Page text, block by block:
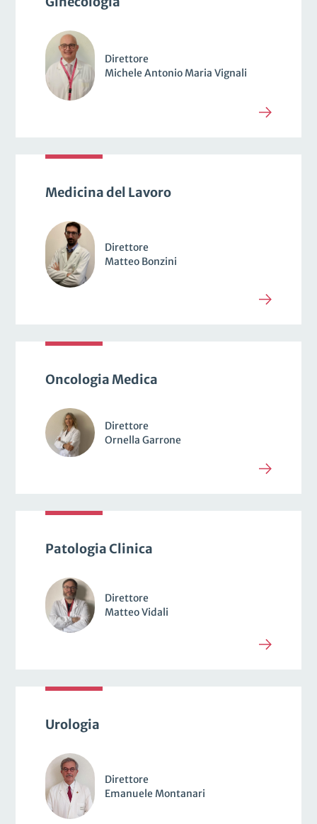
Direttore
Michele Antonio Maria Vignali
Medicina del Lavoro
Direttore
Matteo Bonzini
Oncologia Medica
Direttore
Ornella Garrone
Patologia Clinica
Direttore
Matteo Vidali
Urologia
Direttore
Emanuele Montanari